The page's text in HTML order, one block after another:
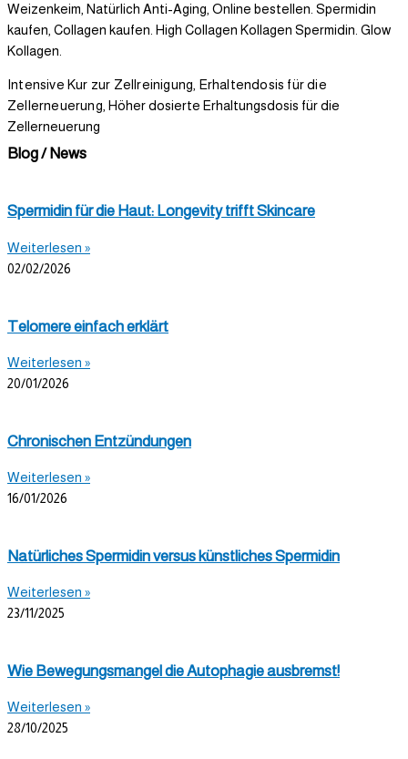
Weizenkeim, Natürlich Anti-Aging, Online bestellen. Spermidin
kaufen, Collagen kaufen. High Collagen Kollagen Spermidin. Glow
Kollagen.
Intensive Kur zur Zellreinigung, Erhaltendosis für die
Zellerneuerung, Höher dosierte Erhaltungsdosis für die
Zellerneuerung
Blog / News
Spermidin für die Haut: Longevity trifft Skincare
Weiterlesen »
02/02/2026
Telomere einfach erklärt
Weiterlesen »
20/01/2026
Chronischen Entzündungen
Weiterlesen »
16/01/2026
Natürliches Spermidin versus künstliches Spermidin
Weiterlesen »
23/11/2025
Wie Bewegungsmangel die Autophagie ausbremst!
Weiterlesen »
28/10/2025